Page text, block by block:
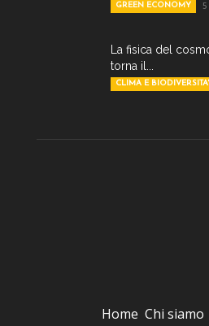
GREEN ECONOMY
La fisica del
torna il...
CLIMA E BIODIVERSITA'
Home Chi siamo